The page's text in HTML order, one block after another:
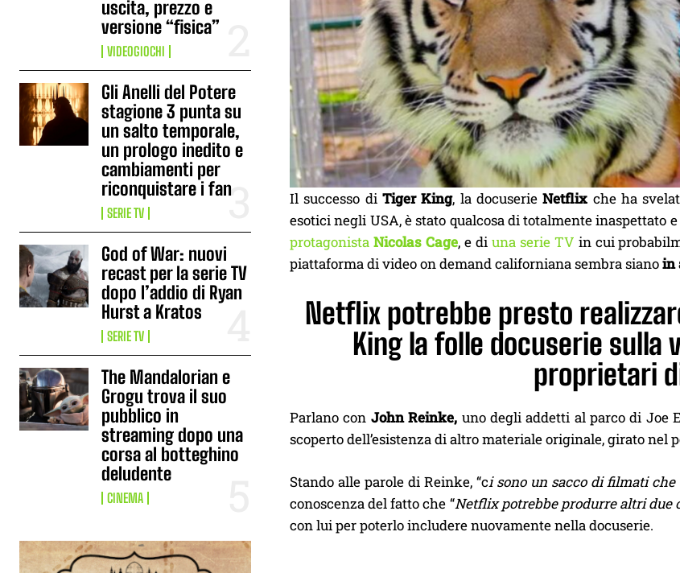
uscita, prezzo e
versione “fisica”
VIDEOGIOCHI
Gli Anelli del Potere
stagione 3 punta su
un salto temporale,
un prologo inedito e
cambiamenti per
riconquistare i fan
SERIE TV
God of War: nuovi
recast per la serie TV
dopo l’addio di Ryan
Hurst a Kratos
SERIE TV
The Mandalorian e
Grogu trova il suo
pubblico in
streaming dopo una
corsa al botteghino
deludente
CINEMA
Il successo di Tiger King, la docuserieNetflix che ha
esotici negli USA, è stato qualcosa di totalmente inaspettato
protagonista Nicolas Cage, e di una serie TV in cui
piattaforma di video on demand californiana sembra sianoin
Netflix potrebbe presto
King la folle docuserie sulla
proprietari
Parlano con John Reinke, uno degli addetti al parco di Joe
scoperto dell’esistenza di altro materiale originale, girato nel
Stando alle parole di Reinke, “ci sono un sacco di filmati
conoscenza del fatto che “Netflix potrebbe produrre altri due
con lui per poterlo includere nuovamente nella docuserie.